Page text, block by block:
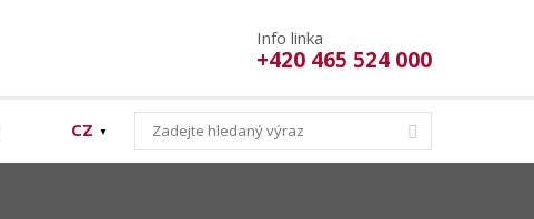
Info linka
+420 465 524 000
CZ Hledat